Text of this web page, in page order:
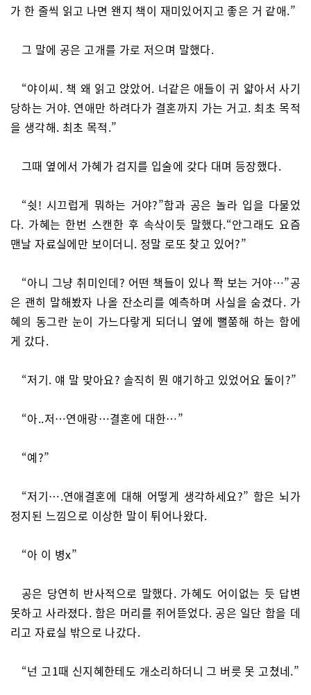
가 한 줄씩 읽고 나면 왠지 책이 재미있어지고 좋은 거 같애.”
그 말에 공은 고개를 가로 저으며 말했다.
“야이씨. 책 왜 읽고 앉았어. 너같은 애들이 귀 얇아서 사기
당하는 거야. 연애만 하려다가 결혼까지 가는 거고. 최초 목적
을 생각해. 최초 목적.”
그때 옆에서 가혜가 검지를 입술에 갖다 대며 등장했다.
“쉿! 시끄럽게 뭐하는 거야?”함과 공은 놀라 입을 다물었
다. 가혜는 한번 스캔한 후 속삭이듯 말했다.“안그래도 요즘
맨날 자료실에만 보이더니. 정말 로또 찾고 있어?”
“아니 그냥 취미인데? 어떤 책들이 있나 쫙 보는 거야…”공
은 괜히 말해봤자 나올 잔소리를 예측하며 사실을 숨겼다. 가
혜의 동그란 눈이 가느다랗게 되더니 옆에 뻘쭘해 하는 함에
게 갔다.
“저기. 얘 말 맞아요? 솔직히 뭔 얘기하고 있었어요 둘이?”
“아..저…연애랑…결혼에 대한…”
“예?”
“저기….연애결혼에 대해 어떻게 생각하세요?” 함은 뇌가
정지된 느낌으로 이상한 말이 튀어나왔다.
“아 이 병x”
공은 당연히 반사적으로 말했다. 가혜도 어이없는 듯 답변
못하고 사라졌다. 함은 머리를 쥐어뜯었다. 공은 일단 함을 데
리고 자료실 밖으로 나갔다.
“넌 고1때 신지혜한테도 개소리하더니 그 버릇 못 고쳤네.”